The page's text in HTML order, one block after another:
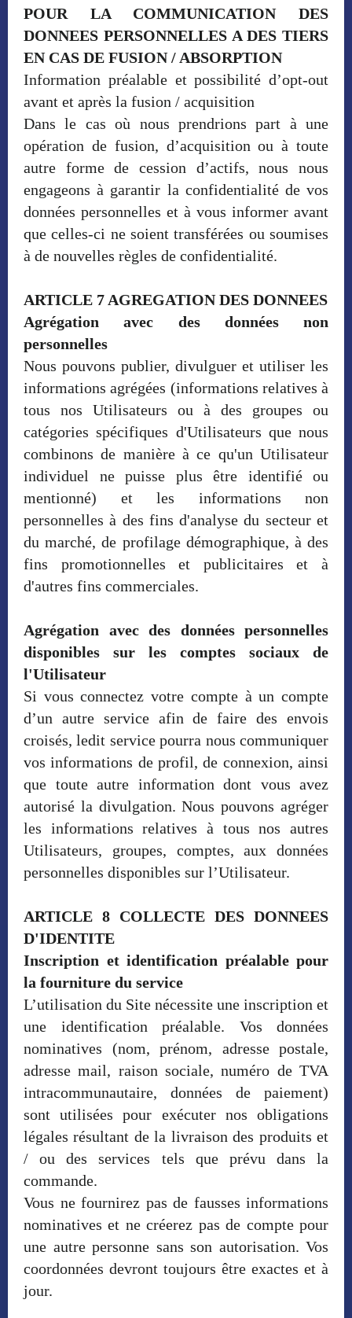
POUR LA COMMUNICATION DES
DONNEES PERSONNELLES A DES TIERS
EN CAS DE FUSION / ABSORPTION
Information préalable et possibilité d’opt-out
avant et après la fusion / acquisition
Dans le cas où nous prendrions part à une
opération de fusion, d’acquisition ou à toute
autre forme de cession d’actifs, nous nous
engageons à garantir la confidentialité de vos
données personnelles et à vous informer avant
que celles-ci ne soient transférées ou soumises
à de nouvelles règles de confidentialité.
ARTICLE 7 AGREGATION DES DONNEES
Agrégation avec des données non
personnelles
Nous pouvons publier, divulguer et utiliser les
informations agrégées (informations relatives à
tous nos Utilisateurs ou à des groupes ou
catégories spécifiques d'Utilisateurs que nous
combinons de manière à ce qu'un Utilisateur
individuel ne puisse plus être identifié ou
mentionné) et les informations non
personnelles à des fins d'analyse du secteur et
du marché, de profilage démographique, à des
fins promotionnelles et publicitaires et à
d'autres fins commerciales.
Agrégation avec des données personnelles
disponibles sur les comptes sociaux de
l'Utilisateur
Si vous connectez votre compte à un compte
d’un autre service afin de faire des envois
croisés, ledit service pourra nous communiquer
vos informations de profil, de connexion, ainsi
que toute autre information dont vous avez
autorisé la divulgation. Nous pouvons agréger
les informations relatives à tous nos autres
Utilisateurs, groupes, comptes, aux données
personnelles disponibles sur l’Utilisateur.
ARTICLE 8 COLLECTE DES DONNEES
D'IDENTITE
Inscription et identification préalable pour
la fourniture du service
L’utilisation du Site nécessite une inscription et
une identification préalable. Vos données
nominatives (nom, prénom, adresse postale,
adresse mail, raison sociale, numéro de TVA
intracommunautaire, données de paiement)
sont utilisées pour exécuter nos obligations
légales résultant de la livraison des produits et
/ ou des services tels que prévu dans la
commande.
Vous ne fournirez pas de fausses informations
nominatives et ne créerez pas de compte pour
une autre personne sans son autorisation. Vos
coordonnées devront toujours être exactes et à
jour.